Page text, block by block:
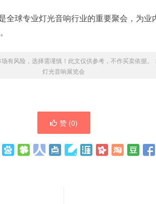
全球专业灯光音响行业的重要聚会，为业
有风险，选择需谨慎！此文仅供参考，不作买卖依据。：
灯光音响展览会
赞 (0)